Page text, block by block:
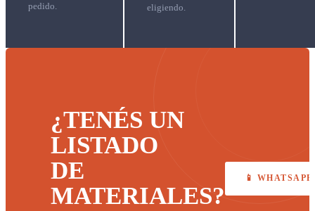
pedido.
eligiendo.
¿TENÉS UN
LISTADO
DE
MATERIALES?
📱